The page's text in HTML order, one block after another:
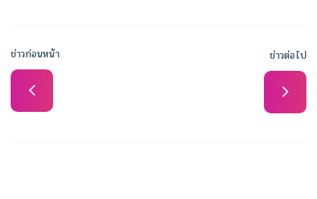
ข่าวก่อนหน้า ข่าวต่อไป